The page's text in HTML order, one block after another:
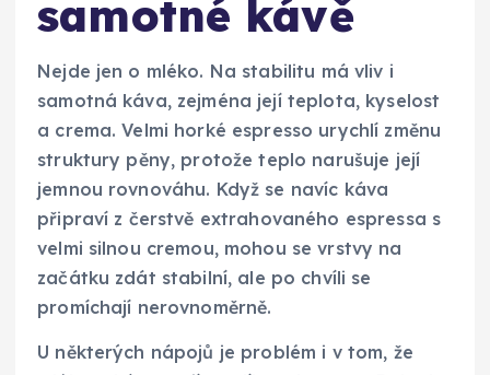
samotné kávě
Nejde jen o mléko. Na stabilitu má vliv i
samotná káva, zejména její teplota, kyselost
a crema. Velmi horké espresso urychlí změnu
struktury pěny, protože teplo narušuje její
jemnou rovnováhu. Když se navíc káva
připraví z čerstvě extrahovaného espressa s
velmi silnou cremou, mohou se vrstvy na
začátku zdát stabilní, ale po chvíli se
promíchají nerovnoměrně.
U některých nápojů je problém i v tom, že